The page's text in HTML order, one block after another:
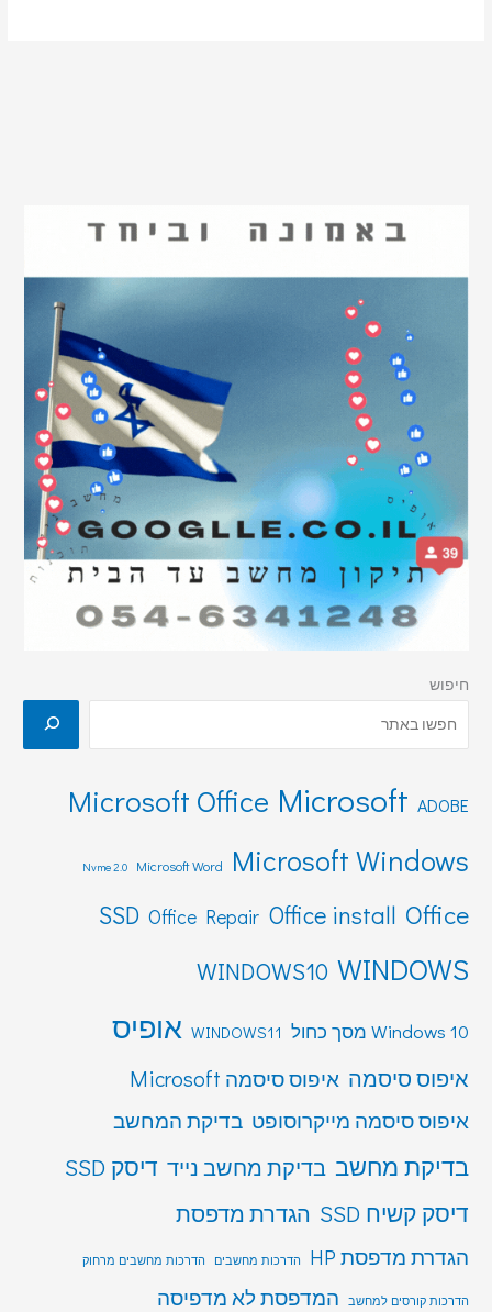
חיפוש
ADOBE
Microsoft
Microsoft Office
Microsoft Windows
Microsoft Word
Nvme 2.0
Office
Office install
Office Repair
SSD
WINDOWS
WINDOWS10
Windows 10 מסך כחול WINDOWS11 אופיס
איפוס סיסמה איפוס סיסמה Microsoft
איפוס סיסמה מייקרוסופט בדיקת המחשב
בדיקת מחשב בדיקת מחשב נייד דיסק SSD
דיסק קשיח SSD
הגדרת מדפסת
הגדרת מדפסת HP הדרכות מחשבים הדרכות מחשבים מרחוק
הדרכות קורסים למחשב המדפסת לא מדפיסה